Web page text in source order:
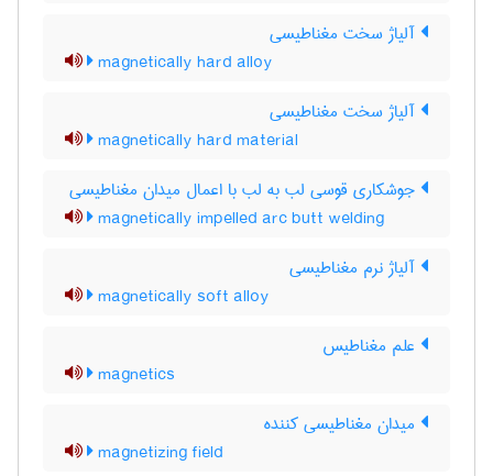
آلیاژ سخت مغناطیسی
magnetically hard alloy
آلیاژ سخت مغناطیسی
magnetically hard material
جوشکاری قوسی لب به لب با اعمال میدان مغناطیسی
magnetically impelled arc butt welding
آلیاژ نرم مغناطیسی
magnetically soft alloy
علم مغناطیس
magnetics
میدان مغناطیسی کننده
magnetizing field